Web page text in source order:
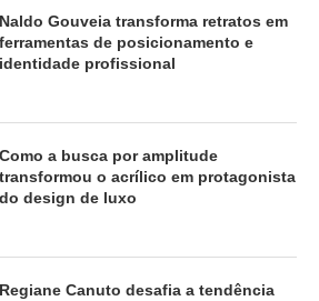
Naldo Gouveia transforma retratos em
ferramentas de posicionamento e
identidade profissional
Como a busca por amplitude
transformou o acrílico em protagonista
do design de luxo
Regiane Canuto desafia a tendência